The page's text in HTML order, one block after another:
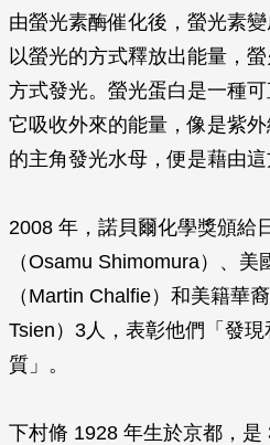
由螢光素酶催化後，螢光素
以螢光的方式釋放出能量，
方式發光。螢光蛋白是一種
它吸收外來的能量，像是紫
的主角發光水母，便是藉由這
2008 年，諾貝爾化學獎頒給
（Osamu Shimomura）、美
（Martin Chalfie）和美籍華
Tsien）3人，表彰他們「發
質」。
下村脩 1928 年生於京都，